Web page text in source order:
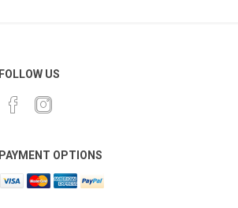
FOLLOW US
PAYMENT OPTIONS